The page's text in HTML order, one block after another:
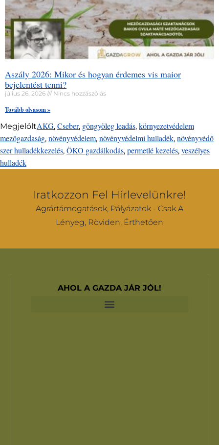
Aszály 2026: Mikor és hogyan érdemes vis maior
bejelentést tenni?
július 26, 2026 Nincs hozzászólás
Tovább olvasom »
MegjelöltAKG, Cseber, göngyöleg leadás, környezetvédelem
mezőgazdaság, növényvédelem, növényvédelmi hulladék, növényvédő
szer hulladékkezelés, ÖKO gazdálkodás, permetlé kezelés, veszélyes
hulladék
Iratkozzon Fel Hírlevelünkre!
Agrártámogatások, Pályázatok - Csak A
Lényeg, Röviden, Érthetően
AHOL A GAZDA JÁR JÓL!